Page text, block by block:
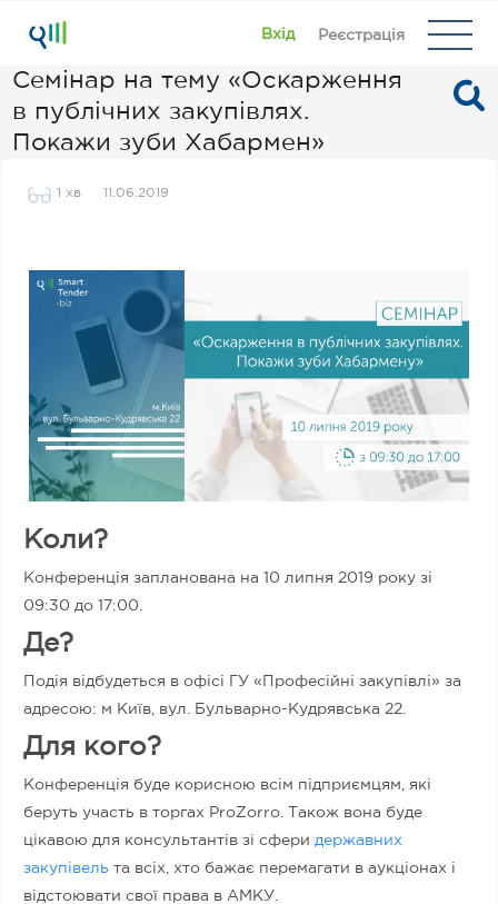
Вхід Реєстрація
Семінар на тему «Оскарження
в публічних закупівлях.
Покажи зуби Хабармен»
1 хв 11.06.2019
Коли?
Конференція запланована на 10 липня 2019 року зі
09:30 до 17:00.
Де?
Подія відбудеться в офісі ГУ «Професійні закупівлі» за
адресою: м Київ, вул. Бульварно-Кудрявська 22.
Для кого?
Конференція буде корисною всім підприємцям, які
беруть участь в торгах ProZorro. Також вона буде
цікавою для консультантів зі сфери державних
закупівель та всіх, хто бажає перемагати в аукціонах і
відстоювати свої права в АМКУ.